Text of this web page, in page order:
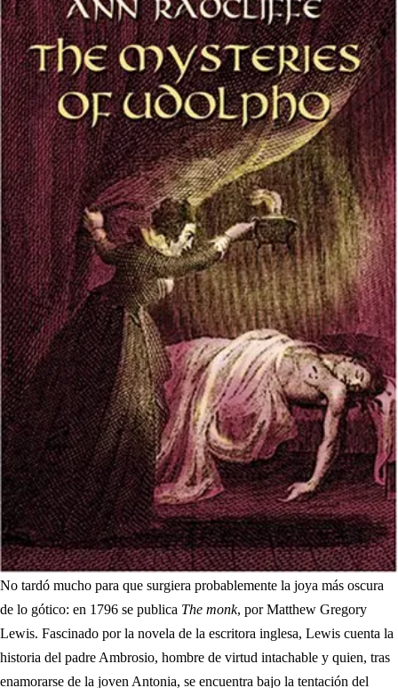
No tardó mucho para que surgiera probablemente la joya más oscura
de lo gótico: en 1796 se publica The monk, por Matthew Gregory
Lewis. Fascinado por la novela de la escritora inglesa, Lewis cuenta la
historia del padre Ambrosio, hombre de virtud intachable y quien, tras
enamorarse de la joven Antonia, se encuentra bajo la tentación del